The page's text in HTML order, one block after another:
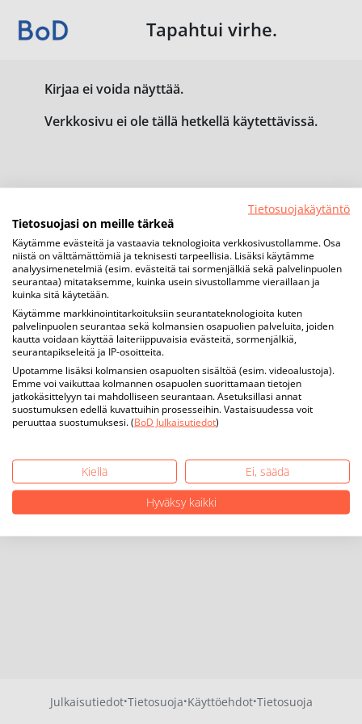
Tapahtui virhe.
Kirjaa ei voida näyttää.
Verkkosivu ei ole tällä hetkellä käytettävissä.
Julkaisutiedot·Tietosuoja·Käyttöehdot·Tietosuoja
Tietosuojakäytäntö
Tietosuojasi on meille tärkeä
Käytämme evästeitä ja vastaavia teknologioita verkkosivustollamme. Osa
niistä on välttämättömiä ja teknisesti tarpeellisia. Lisäksi käytämme
analyysimenetelmiä (esim. evästeitä tai sormenjälkiä sekä palvelinpuolen
seurantaa) mitataksemme, kuinka usein sivustollamme vieraillaan ja
kuinka sitä käytetään.
Käytämme markkinointitarkoituksiin seurantateknologioita kuten
palvelinpuolen seurantaa sekä kolmansien osapuolien palveluita, joiden
kautta voidaan käyttää laiteriippuvaisia evästeitä, sormenjälkiä,
seurantapikseleitä ja IP-osoitteita.
Upotamme lisäksi kolmansien osapuolten sisältöä (esim. videoalustoja).
Emme voi vaikuttaa kolmannen osapuolen suorittamaan tietojen
jatkokäsittelyyn tai mahdolliseen seurantaan. Asetuksillasi annat
suostumuksen edellä kuvattuihin prosesseihin. Vastaisuudessa voit
peruuttaa suostumuksesi. (BoD Julkaisutiedot)
Kiellä
Ei, säädä
Hyväksy kaikki